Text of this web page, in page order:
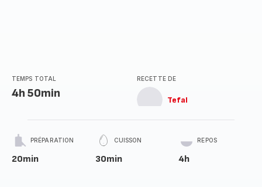
TEMPS TOTAL
4h 50min
RECETTE DE
Tefal
PRÉPARATION
20min
CUISSON
30min
REPOS
4h